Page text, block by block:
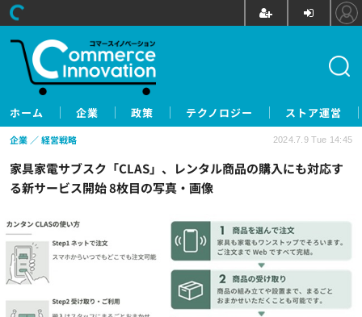
ホーム 企業 政策 テクノロジー ストア運営
家具家電サブスク「CLAS」、レンタル商品の購入にも対応す
る新サービス開始 8枚目の写真・画像
企業 経営戦略 2024.7.9 Tue 14:45